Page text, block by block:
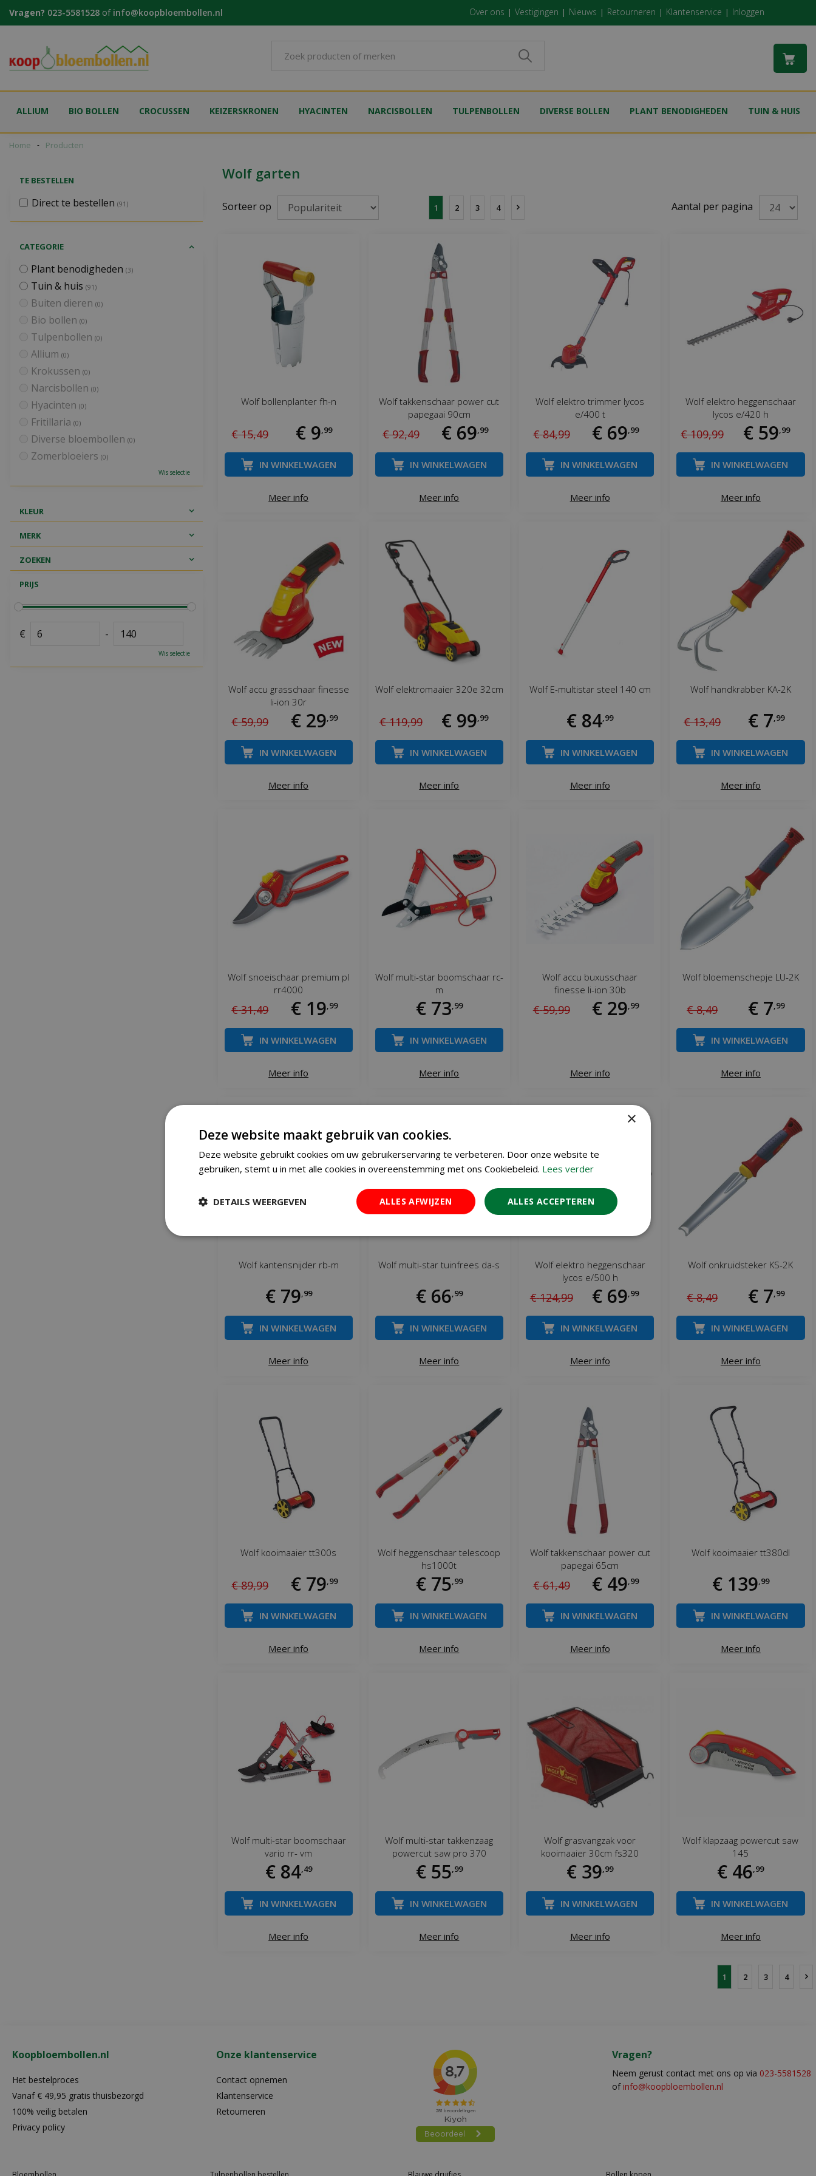
naar
Home Producten
Vragen? 023-5581528 of info@koopbloembollen.nl Over ons Vestigingen Nieuws Retourneren Klantenservice Inloggen
ALLIUM BIO BOLLEN CROCUSSEN KEIZERSKRONEN HYACINTEN NARCISBOLLEN TULPENBOLLEN DIVERSE BOLLEN PLANT BENODIGHEDEN TUIN & HUIS
Wolf garten
Aantal per pagina
Sorteer op 1 2 3 4
Wolf bollenplanter fh-n
€ 15,49 € 9 99
Meer info
IN WINKELWAGEN
Wolf takkenschaar power cut
papegaai 90cm
€ 92,49 € 69 99
Meer info
IN WINKELWAGEN
Wolf elektro trimmer lycos
e/400 t
€ 84,99 € 69 99
Meer info
IN WINKELWAGEN
Wolf elektro heggenschaar
lycos e/420 h
€ 109,99 € 59 99
Meer info
IN WINKELWAGEN
Wolf accu grasschaar finesse
li-ion 30r
€ 59,99 € 29 99
Meer info
IN WINKELWAGEN
Wolf elektromaaier 320e 32cm
€ 119,99 € 99 99
Meer info
IN WINKELWAGEN
Wolf E-multistar steel 140 cm
€ 84 99
Meer info
IN WINKELWAGEN
Wolf handkrabber KA-2K
€ 13,49 € 7 99
Meer info
IN WINKELWAGEN
Wolf snoeischaar premium pl
rr4000
€ 31,49 € 19 99
Meer info
IN WINKELWAGEN
Wolf multi-star boomschaar rc-
m
€ 73 99
Meer info
IN WINKELWAGEN
Wolf accu buxusschaar
finesse li-ion 30b
€ 59,99 € 29 99
Meer info
Wolf bloemenschepje LU-2K
€ 8,49 € 7 99
Meer info
IN WINKELWAGEN
Wolf kantensnijder rb-m
€ 79 99
Meer info
IN WINKELWAGEN
Wolf multi-star tuinfrees da-s
€ 66 99
Meer info
IN WINKELWAGEN
Wolf elektro heggenschaar
lycos e/500 h
€ 124,99 € 69 99
Meer info
IN WINKELWAGEN
Wolf onkruidsteker KS-2K
€ 8,49 € 7 99
Meer info
IN WINKELWAGEN
Wolf kooimaaier tt300s
€ 89,99 € 79 99
Meer info
IN WINKELWAGEN
Wolf heggenschaar telescoop
hs1000t
€ 75 99
Meer info
IN WINKELWAGEN
Wolf takkenschaar power cut
papegai 65cm
€ 61,49 € 49 99
Meer info
IN WINKELWAGEN
Wolf kooimaaier tt380dl
€ 139 99
Meer info
IN WINKELWAGEN
Wolf multi-star boomschaar
vario rr- vm
€ 84 49
Meer info
IN WINKELWAGEN
Wolf multi-star takkenzaag
powercut saw pro 370
€ 55 99
Meer info
IN WINKELWAGEN
Wolf grasvangzak voor
kooimaaier 30cm fs320
€ 39 99
Meer info
IN WINKELWAGEN
Wolf klapzaag powercut saw
145
€ 46 99
Meer info
IN WINKELWAGEN
1 2 3 4
TE BESTELLEN
Direct te bestellen (91)
CATEGORIE
Plant benodigheden (3)
Tuin & huis (91)
Buiten dieren (0)
Bio bollen (0)
Tulpenbollen (0)
Allium (0)
Krokussen (0)
Narcisbollen (0)
Hyacinten (0)
Fritillaria (0)
Diverse bloembollen (0)
Zomerbloeiers (0)
Wis selectie
KLEUR
MERK
ZOEKEN
PRIJS
€ -
Wis selectie
Koopbloembollen.nl
Het bestelproces
Vanaf € 49,95 gratis thuisbezorgd
100% veilig betalen
Privacy policy
Onze klantenservice
Contact opnemen
Klantenservice
Retourneren
Vragen?
Neem gerust contact met ons op via 023-5581528
of info@koopbloembollen.nl
×
Deze website maakt gebruik van cookies.
Deze website gebruikt cookies om uw gebruikerservaring te verbeteren. Door onze website te
gebruiken, stemt u in met alle cookies in overeenstemming met ons Cookiebeleid. Lees verder
ALLES ACCEPTEREN
ALLES AFWIJZEN
DETAILS WEERGEVEN